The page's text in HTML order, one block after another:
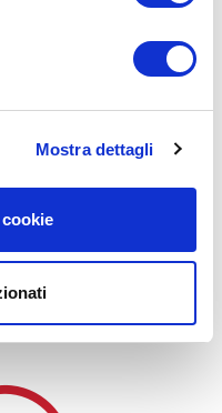
Mostra dettagli
relazioni con
a caccia di esse.
sta nel coltivare